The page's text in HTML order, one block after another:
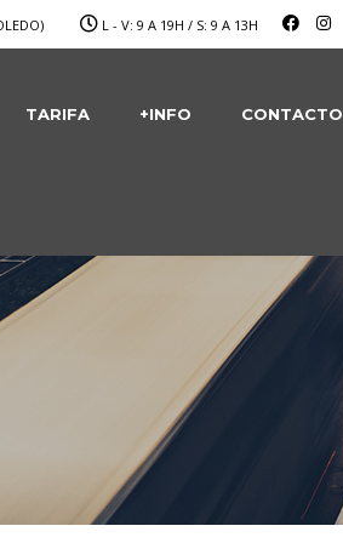
L - V: 9 A 19H / S: 9 A 13H
TARIFA +INFO CONTACTO